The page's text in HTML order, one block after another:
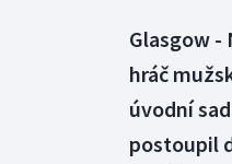
Glasgow
hráč
úvodní
postoupil